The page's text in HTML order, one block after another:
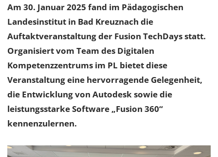
Am 30. Januar 2025 fand im Pädagogischen
Landesinstitut in Bad Kreuznach die
Auftaktveranstaltung der Fusion TechDays statt.
Organisiert vom Team des Digitalen
Kompetenzzentrums im PL bietet diese
Veranstaltung eine hervorragende Gelegenheit,
die Entwicklung von Autodesk sowie die
leistungsstarke Software „Fusion 360“
kennenzulernen.